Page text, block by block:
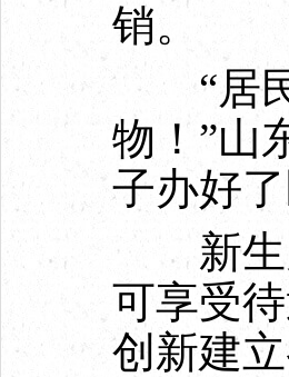
销。
“居民
物！”山
子办好了
新生儿
可享受
创新建